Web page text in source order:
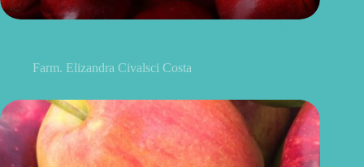
Farm. Elizandra Civalsci Costa